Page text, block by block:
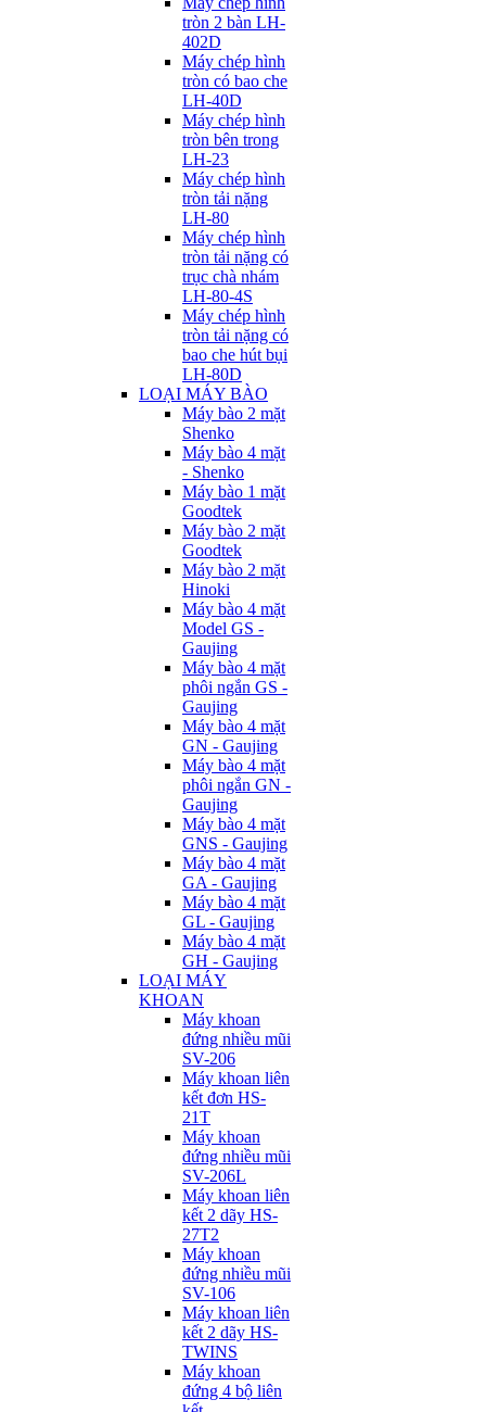
tròn 2 bàn LH-
402D
Máy chép hình
tròn có bao che
LH-40D
Máy chép hình
tròn bên trong
LH-23
Máy chép hình
tròn tải nặng
LH-80
Máy chép hình
tròn tải nặng có
trục chà nhám
LH-80-4S
Máy chép hình
tròn tải nặng có
bao che hút bụi
LH-80D
LOẠI MÁY BÀO
Máy bào 2 mặt
Shenko
Máy bào 4 mặt
- Shenko
Máy bào 1 mặt
Goodtek
Máy bào 2 mặt
Goodtek
Máy bào 2 mặt
Hinoki
Máy bào 4 mặt
Model GS -
Gaujing
Máy bào 4 mặt
phôi ngắn GS -
Gaujing
Máy bào 4 mặt
GN - Gaujing
Máy bào 4 mặt
phôi ngắn GN -
Gaujing
Máy bào 4 mặt
GNS - Gaujing
Máy bào 4 mặt
GA - Gaujing
Máy bào 4 mặt
GL - Gaujing
Máy bào 4 mặt
GH - Gaujing
LOẠI MÁY
KHOAN
Máy khoan
đứng nhiều mũi
SV-206
Máy khoan liên
kết đơn HS-
21T
Máy khoan
đứng nhiều mũi
SV-206L
Máy khoan liên
kết 2 dãy HS-
27T2
Máy khoan
đứng nhiều mũi
SV-106
Máy khoan liên
kết 2 dãy HS-
TWINS
Máy khoan
đứng 4 bộ liên